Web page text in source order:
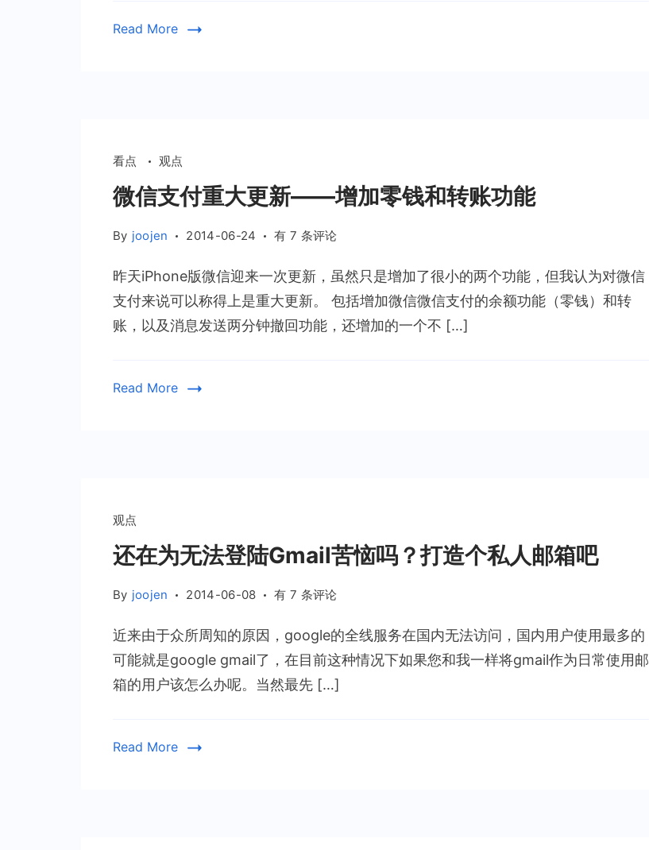
台
Read More
看点 观点
微信支付重大更新——增加零钱和转账功能
By joojen 2014-06-24
微
支
付
重
大
账
功
能
有 7 条评论
昨天iPhone版微信迎来一次更新，虽然只是增加了很小的两个功能，但我认为对微信
支付来说可以称得上是重大更新。 包括增加微信微信支付的余额功能（零钱）和转
账，以及消息发送两分钟撤回功能，还增加的一个不 […]
Read More
观点
还在为无法登陆Gmail苦恼吗？打造个私人邮箱吧
By joojen 2014-06-08
还
为
无
法
登
有 7 条评论
近来由于众所周知的原因，google的全线服务在国内无法访问，国内用户使用最多的
可能就是google gmail了，在目前这种情况下如果您和我一样将gmail作为日常使用邮
箱的用户该怎么办呢。当然最先 […]
Read More